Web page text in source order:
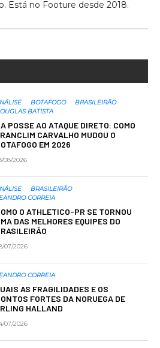
Está no Footure desde 2018.
BOTAFOGO
BRASILEIRÃO
BATISTA
POSSE AO ATAQUE DIRETO: COMO
CARVALHO MUDOU O
EM 2026
08/2026
BRASILEIRÃO
CORREIA
O ATHLETICO-PR SE TORNOU
DAS MELHORES EQUIPES DO
07/2026
CORREIA
AS FRAGILIDADES E OS
FORTES DA NORUEGA DE
HALLAND
07/2026